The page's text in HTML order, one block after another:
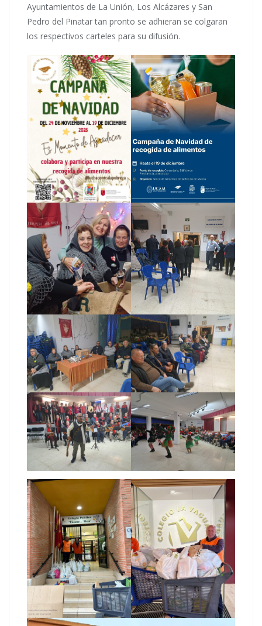
Ayuntamientos de La Unión, Los Alcázares y San
Pedro del Pinatar tan pronto se adhieran se colgaran
los respectivos carteles para su difusión.